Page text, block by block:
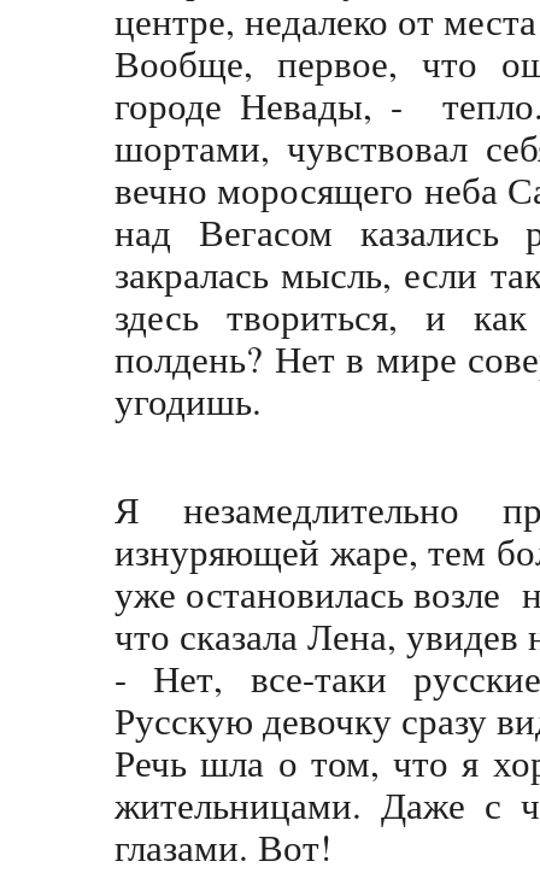
центре, недалеко от
Вообще, первое, что
городе Невады, -
шортами, чувствовал
вечно моросящего неба
над Вегасом казались
закралась мысль, если
здесь твориться, и
полдень? Нет в мире
угодишь.
Я незамедлительно
изнуряющей жаре, тем
уже остановилась
что сказала Лена,
- Нет, все-таки
Русскую девочку сразу
Речь шла о том, что я
жительницами. Даже с
глазами. Вот!